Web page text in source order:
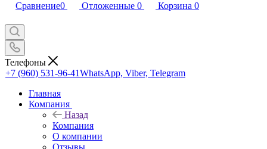
Сравнение0 Отложенные 0 Корзина 0
Телефоны
+7 (960) 531-96-41WhatsApp, Viber, Telegram
Главная
Компания
Назад
Компания
О компании
Отзывы